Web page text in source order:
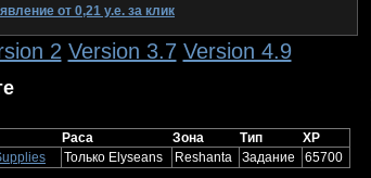
от 0,21 у.е. за клик
2 Version 3.7 Version 4.9
Раса Зона Тип
XP
Только Elyseans Reshanta Задание 65700